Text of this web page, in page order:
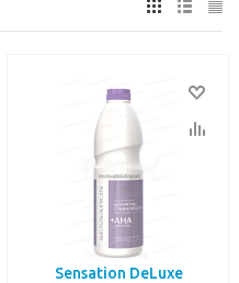
Sensation DeLuxe